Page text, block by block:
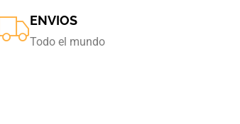
ENVIOS
Todo el mundo